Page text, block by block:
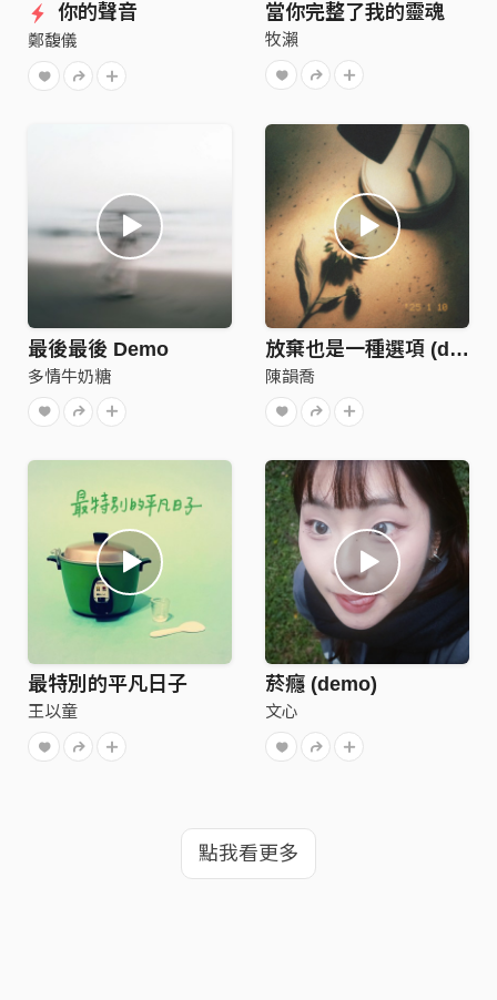
你的聲音
鄭馥儀
當你完整了我的靈魂
牧瀨
最後最後 Demo
多情牛奶糖
放棄也是一種選項 (demo)
陳韻喬
最特別的平凡日子
王以童
菸癮 (demo)
文心
點我看更多